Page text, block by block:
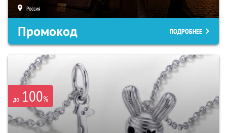
Россия
Промокод ПОДРОБНЕЕ
до 100%